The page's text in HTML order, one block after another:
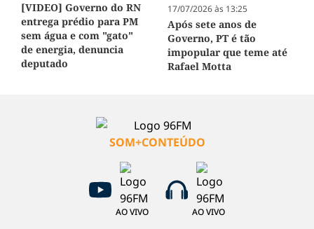
[VIDEO] Governo do RN
entrega prédio para PM
sem água e com "gato"
de energia, denuncia
deputado
17/07/2026 às 13:25
Após sete anos de
Governo, PT é tão
impopular que teme até
Rafael Motta
SOM+CONTEÚDO
AO VIVO AO VIVO